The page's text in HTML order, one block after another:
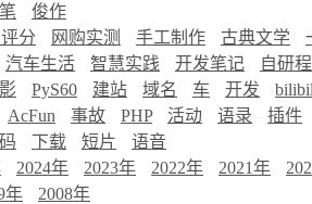
俊作
分 网购实测 手工制作 古典文学
汽车生活 智慧实践 开发笔记
自研
PyS60 建站 域名 车 开发
AcFun 事故 PHP 活动 语录
插件
下载 短片
语音
2024年 2023年 2022年 2021年
年 2008年